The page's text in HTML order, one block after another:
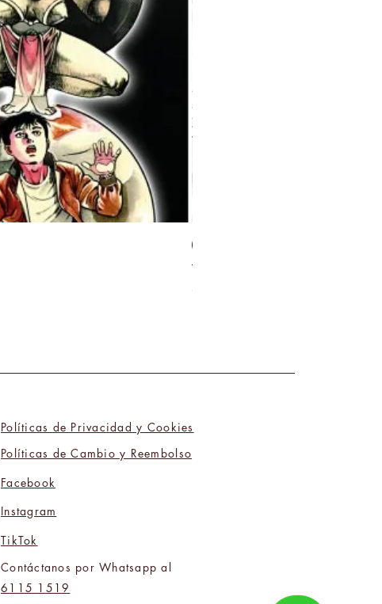
Tú y Yo Somos Polos Opuestos 06
Políticas de Privacidad y Cookies
Políticas de Cambio y Reembolso
Facebook
Instagram
TikTok
Contáctanos por Whatsapp al
6115 1519